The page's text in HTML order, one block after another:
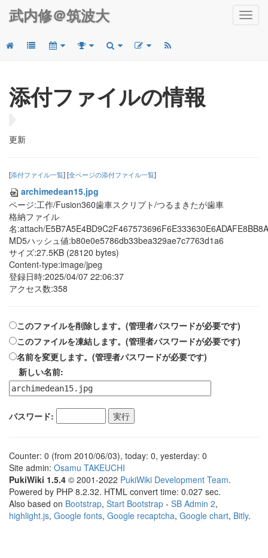
武内修＠筑波大
添付ファイルの情報
更新
[添付ファイル一覧] [全ページの添付ファイル一覧]
archimedean15.jpg
ページ:工作/Fusion360歯車スクリプト/つるまきたが歯車
格納ファイル
名:attach/
MD5ハッシュ値:b80e0e5786db33bea329ae7c7763d1a6
サイズ:27.5KB (28120 bytes)
Content-type:image/jpeg
登録日時:2025/04/07 22:06:37
アクセス数:358
このファイルを削除します。(管理者パスワードが必要です)
このファイルを凍結します。(管理者パスワードが必要です)
名前を変更します。(管理者パスワードが必要です)
新しい名前:
パスワード:
Counter: 0 (from 2010/06/03), today: 0, yesterday: 0
Site admin: Osamu TAKEUCHI
PukiWiki 1.5.4 © 2001-2022 PukiWiki Development Team.
Powered by PHP 8.2.32. HTML convert time: 0.027 sec.
Also based on Bootstrap, Start Bootstrap - SB Admin 2,
highlight.js, Google fonts, Google recaptcha, Google chart, Bitly.